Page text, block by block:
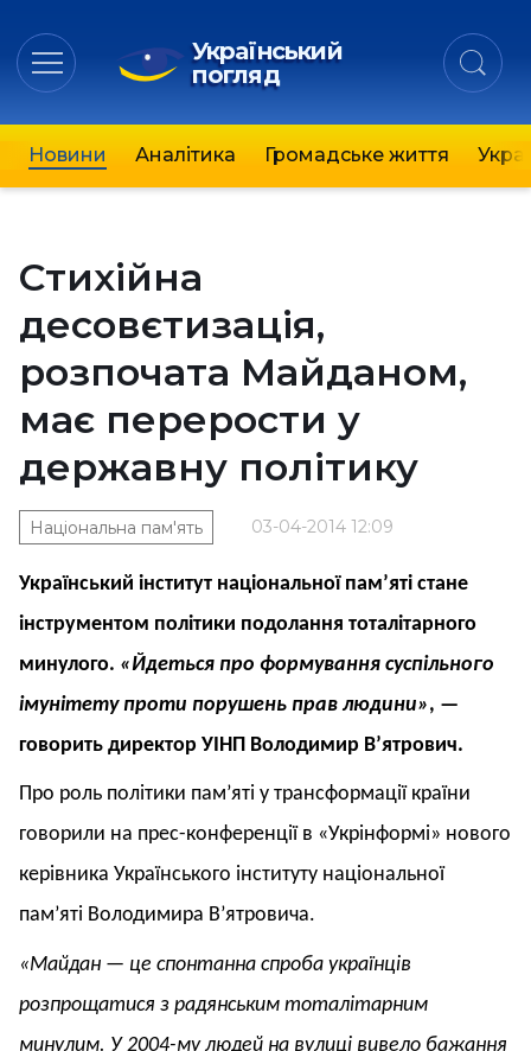
Український
погляд
Новини Аналітика Громадське життя
Стихійна
десовєтизація,
розпочата Майданом,
має перерости у
державну політику
03-04-2014 12:09
Національна пам'ять
Український інститут національної пам’яті стане
інструментом політики подолання тоталітарного
минулого. «Йдеться про формування суспільного
імунітету проти порушень прав людини», —
говорить директор УІНП Володимир В’ятрович.
Про роль політики пам’яті у трансформації країни
говорили на прес-конференції в «Укрінформі» нового
керівника Українського інституту національної
пам’яті Володимира В’ятровича.
«Майдан — це спонтанна спроба українців
розпрощатися з радянським тоталітарним
минулим. У 2004-му людей на вулиці вивело бажання